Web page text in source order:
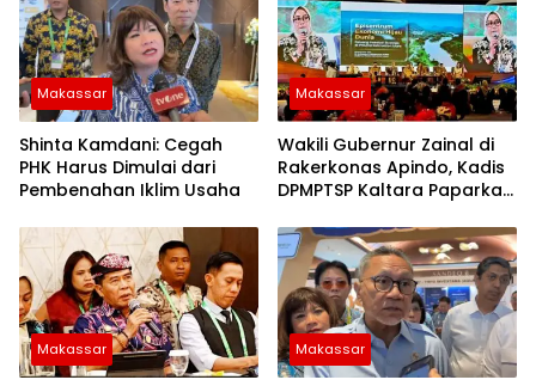
Makassar
Shinta Kamdani: Cegah
PHK Harus Dimulai dari
Pembenahan Iklim Usaha
Makassar
Wakili Gubernur Zainal di
Rakerkonas Apindo, Kadis
DPMPTSP Kaltara Paparkan
Makassar Makassar